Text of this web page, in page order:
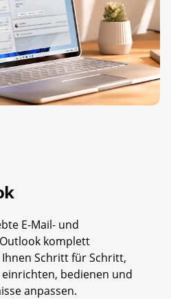
E-Mail- und
komplett
Schritt für Schritt,
bedienen und
anpassen.